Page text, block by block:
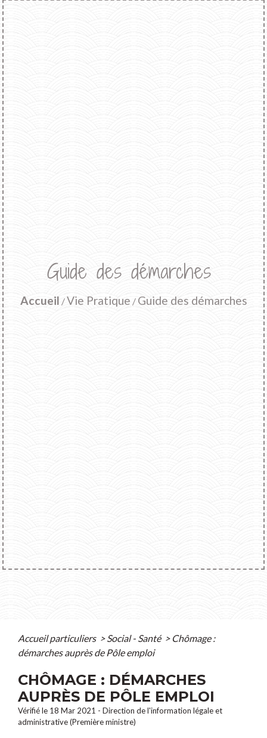
Guide des démarches
Accueil /Vie Pratique / Guide des démarches
Accueil particuliers > Social - Santé > Chômage :
démarches auprès de Pôle emploi
CHÔMAGE : DÉMARCHES
AUPRÈS DE PÔLE EMPLOI
Vérifié le 18 Mar 2021 - Direction de l'information légale et
administrative (Première ministre)